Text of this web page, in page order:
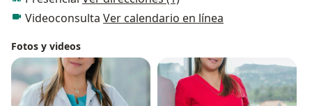
Videoconsulta Ver calendario en línea
Fotos y videos